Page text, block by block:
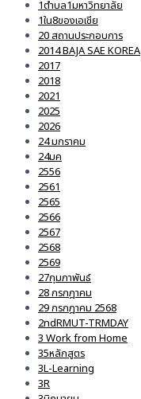
1ตำบล1มหาวิทยาลัย
1ใน8ของเอเชีย
20 สถานประกอบการ
2014 BAJA SAE KOREA
2017
2018
2021
2025
2026
24 มกราคม
24มค
2556
2561
2565
2566
2567
2568
2569
27กุมภาพันธ์
28 กรกฎาคม
29 กรกฎาคม 2568
2ndRMUT-TRMDAY
3 Work from Home
35หลักสูตร
3L-Learning
3R